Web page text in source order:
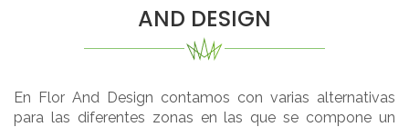
AND DESIGN
En Flor And Design contamos con varias alternativas
para las diferentes zonas en las que se compone un